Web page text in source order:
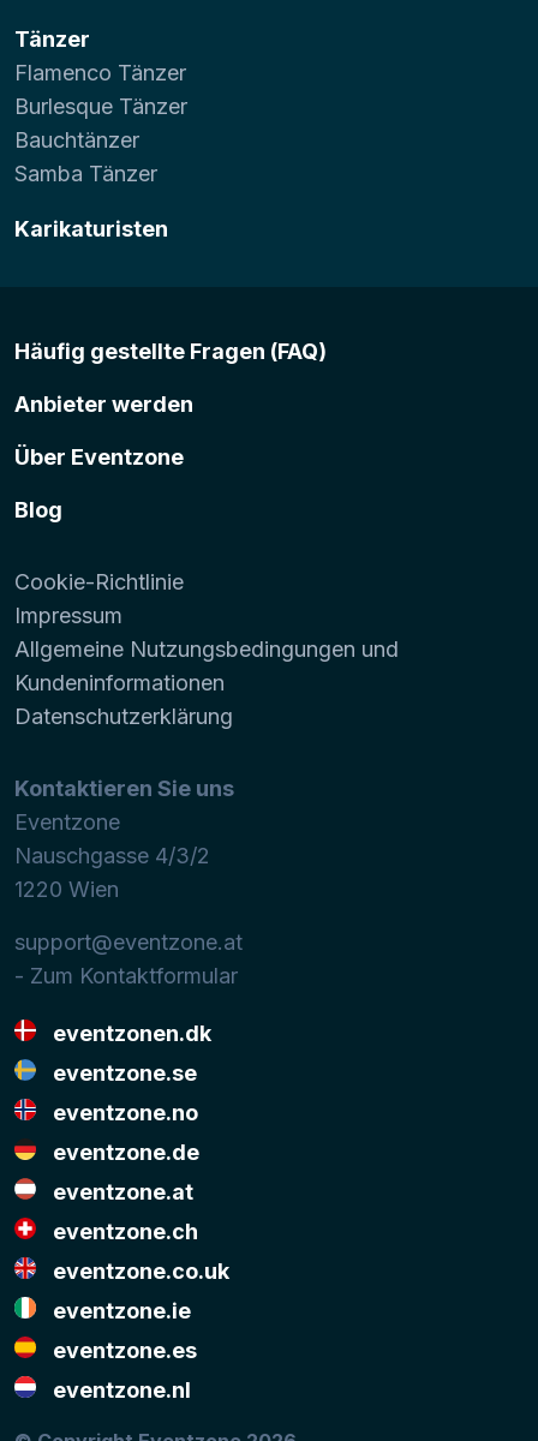
Tänzer
Flamenco Tänzer
Burlesque Tänzer
Bauchtänzer
Samba Tänzer
Karikaturisten
Häufig gestellte Fragen (FAQ)
Anbieter werden
Über Eventzone
Blog
Cookie-Richtlinie
Impressum
Allgemeine Nutzungsbedingungen und
Kundeninformationen
Datenschutzerklärung
Kontaktieren Sie uns
Eventzone
Nauschgasse 4/3/2
1220 Wien
support@eventzone.at
- Zum Kontaktformular
eventzonen.dk
eventzone.se
eventzone.no
eventzone.de
eventzone.at
eventzone.ch
eventzone.co.uk
eventzone.ie
eventzone.es
eventzone.nl